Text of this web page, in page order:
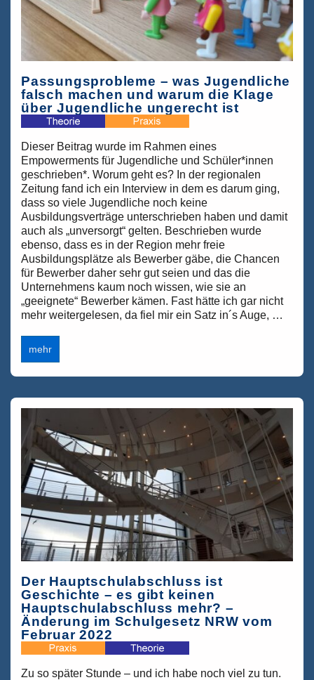
Passungsprobleme – was Jugendliche
falsch machen und warum die Klage
über Jugendliche ungerecht ist
Dieser Beitrag wurde im Rahmen eines
Empowerments für Jugendliche und Schüler*innen
geschrieben*. Worum geht es? In der regionalen
Zeitung fand ich ein Interview in dem es darum ging,
dass so viele Jugendliche noch keine
Ausbildungsverträge unterschrieben haben und damit
auch als „unversorgt“ gelten. Beschrieben wurde
ebenso, dass es in der Region mehr freie
Ausbildungsplätze als Bewerber gäbe, die Chancen
für Bewerber daher sehr gut seien und das die
Unternehmens kaum noch wissen, wie sie an
„geeignete“ Bewerber kämen. Fast hätte ich gar nicht
mehr weitergelesen, da fiel mir ein Satz in´s Auge, …
Passungsprobleme
warum
die
Klage
über
Jugendliche
ungerecht
ist
mehr
Der Hauptschulabschluss ist
Geschichte – es gibt keinen
Hauptschulabschluss mehr? –
Änderung im Schulgesetz NRW vom
Februar 2022
Zu so später Stunde – und ich habe noch viel zu tun.